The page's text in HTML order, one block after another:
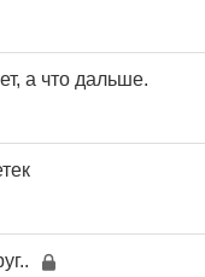
а что дальше.